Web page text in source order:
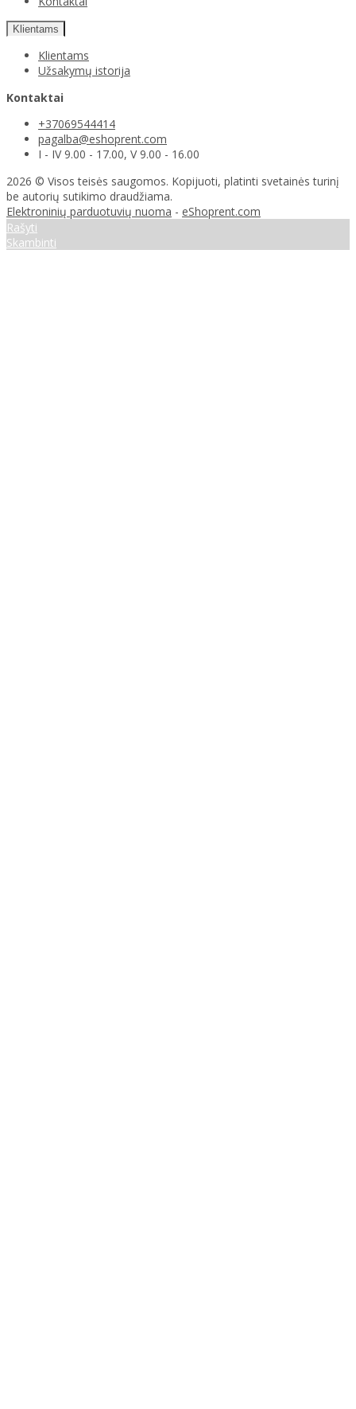
Klientams
Klientams
Užsakymų istorija
Kontaktai
+37069544414
pagalba@eshoprent.com
I - IV 9.00 - 17.00, V 9.00 - 16.00
2026 © Visos teisės saugomos. Kopijuoti, platinti svetainės turinį
be autorių sutikimo draudžiama.
Elektroninių parduotuvių nuoma - eShoprent.com
Rašyti
Skambinti